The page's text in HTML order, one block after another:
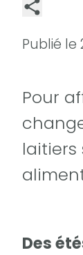
Publié le
Pour
Des